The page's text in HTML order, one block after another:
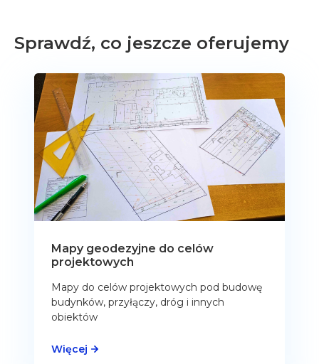
Sprawdź, co jeszcze oferujemy
Mapy geodezyjne do celów
projektowych
Mapy do celów projektowych pod budowę
budynków, przyłączy, dróg i innych
obiektów
Więcej